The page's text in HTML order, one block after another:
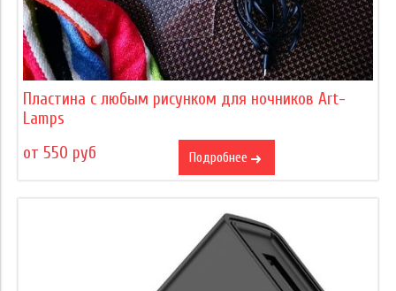
Пластина с любым рисунком для ночников Art-
Lamps
от 550 руб
Подробнее